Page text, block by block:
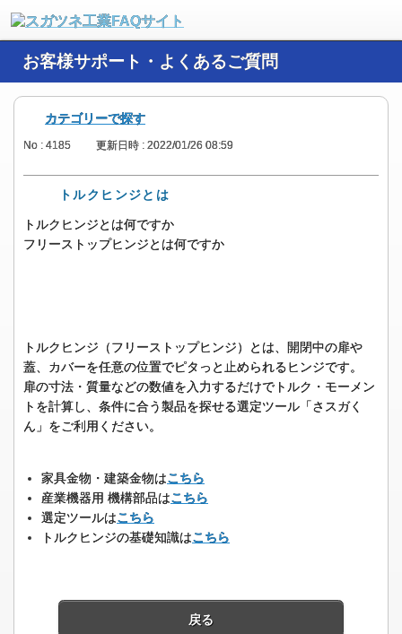
お客様サポート・よくあるご質問
カテゴリーで探す
No : 4185 更新日時 : 2022/01/26 08:59
トルクヒンジとは
トルクヒンジとは何ですか
フリーストップヒンジとは何ですか
トルクヒンジ（フリーストップヒンジ）とは、開閉中の扉や
蓋、カバーを任意の位置でピタっと止められるヒンジです。
扉の寸法・質量などの数値を入力するだけでトルク・モーメン
トを計算し、条件に合う製品を探せる選定ツール「さスガく
ん」をご利用ください。
家具金物・建築金物はこちら
産業機器用 機構部品はこちら
選定ツールはこちら
トルクヒンジの基礎知識はこちら
戻る